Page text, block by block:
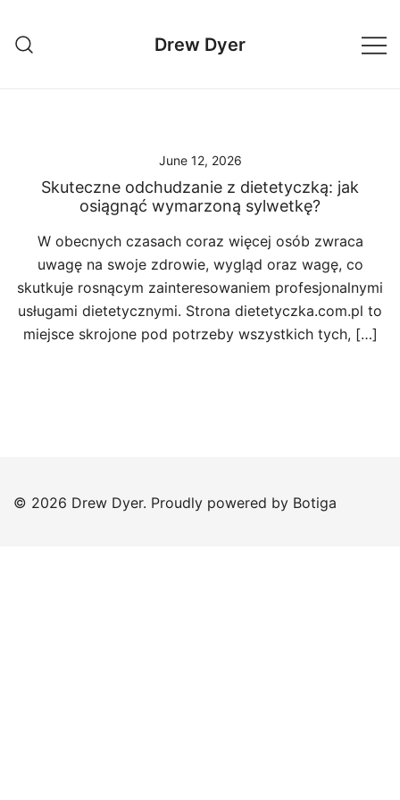
content
Drew Dyer
June 12, 2026
Skuteczne odchudzanie z dietetyczką: jak
osiągnąć wymarzoną sylwetkę?
W obecnych czasach coraz więcej osób zwraca
uwagę na swoje zdrowie, wygląd oraz wagę, co
skutkuje rosnącym zainteresowaniem profesjonalnymi
usługami dietetycznymi. Strona dietetyczka.com.pl to
miejsce skrojone pod potrzeby wszystkich tych, […]
© 2026 Drew Dyer. Proudly powered by Botiga